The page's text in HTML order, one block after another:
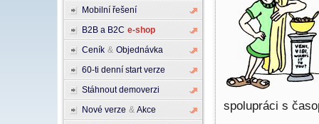
Mobilní řešení
B2B a B2C e-shop
Ceník & Objednávka
60-ti denní start verze
Stáhnout demoverzi
Nové verze & Akce
spolupráci s